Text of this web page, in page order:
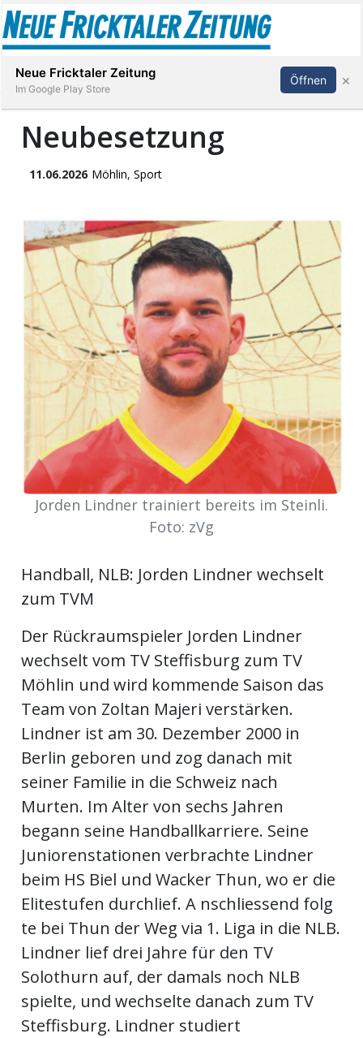
Stellen
E-
Paper
App
Abonnieren Anmelden
Neubesetzung
11.06.2026 Möhlin,Sport
Jorden Lindner trainiert bereits im Steinli.
Foto: zVg
Handball, NLB: Jorden Lindner wechselt
zum TVM
Der Rückraumspieler Jorden Lindner
wechselt vom TV Steffisburg zum TV
Möhlin und wird kommende Saison das
Team von Zoltan Majeri verstärken.
Lindner ist am 30. Dezember 2000 in
Berlin geboren und zog danach mit
seiner Familie in die Schweiz nach
Murten. Im Alter von sechs Jahren
begann seine Handballkarriere. Seine
Juniorenstationen verbrachte Lindner
beim HS Biel und Wacker Thun, wo er die
Elitestufen durchlief. A nschliessend folg
te bei Thun der Weg via 1. Liga in die NLB.
Lindner lief drei Jahre für den TV
Solothurn auf, der damals noch NLB
spielte, und wechselte danach zum TV
Steffisburg. Lindner studiert
Neue Fricktaler Zeitung
Im Google Play Store
Öffnen ×